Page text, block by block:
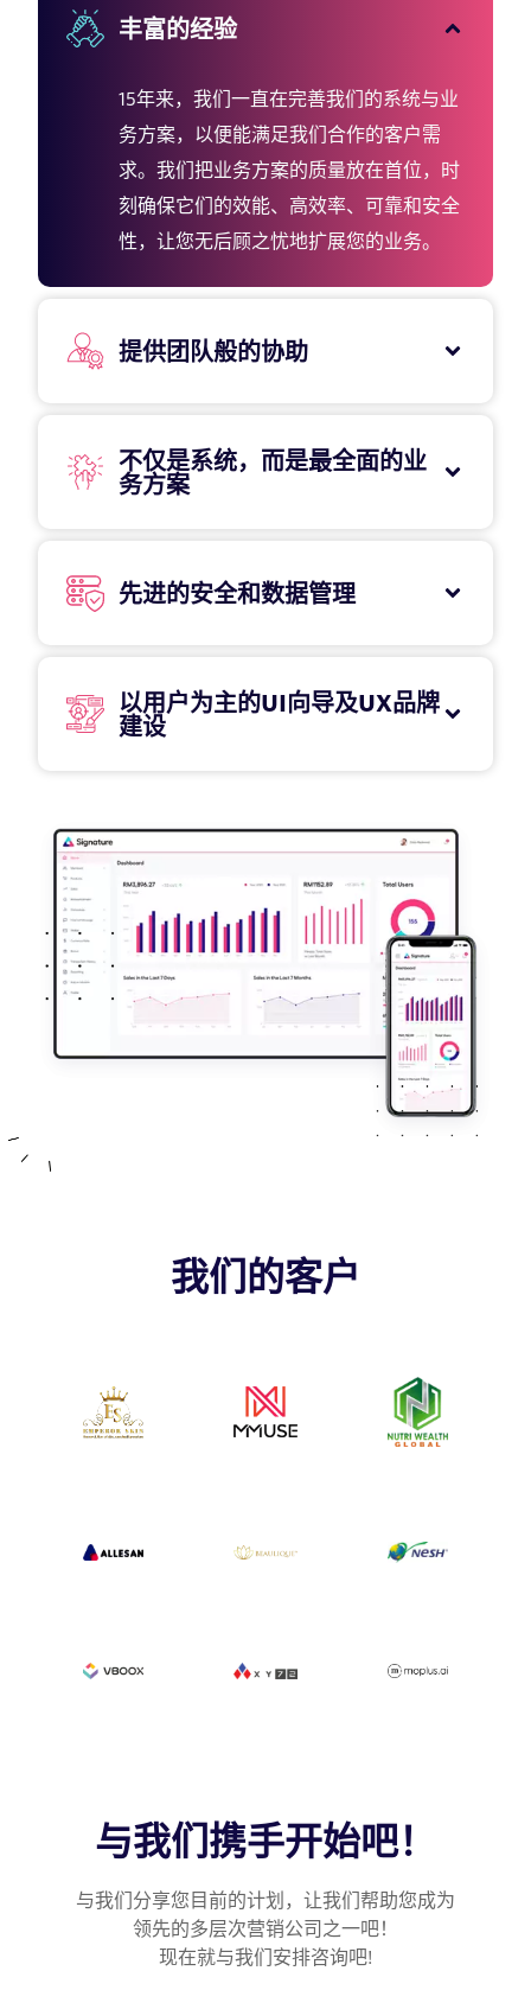
丰富的经验
15年来，我们一直在完善我们的系统与业
务方案，以便能满足我们合作的客户需
求。我们把业务方案的质量放在首位，时
刻确保它们的效能、高效率、可靠和安全
性，让您无后顾之忧地扩展您的业务。
提供团队般的协助
不仅是系统，而是最全面的业
务方案
先进的安全和数据管理
以用户为主的UI向导及UX品牌
建设
我们的客户
与我们携手开始吧！
与我们分享您目前的计划，让我们帮助您成为
领先的多层次营销公司之一吧！
现在就与我们安排咨询吧!